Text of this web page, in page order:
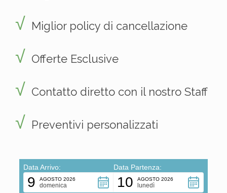
Miglior policy di cancellazione
Offerte Esclusive
Contatto diretto con il nostro Staff
Preventivi personalizzati